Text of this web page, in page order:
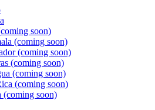
soon)
(coming soon)
(coming soon)
(coming soon)
(coming soon)
(coming soon)
(coming soon)